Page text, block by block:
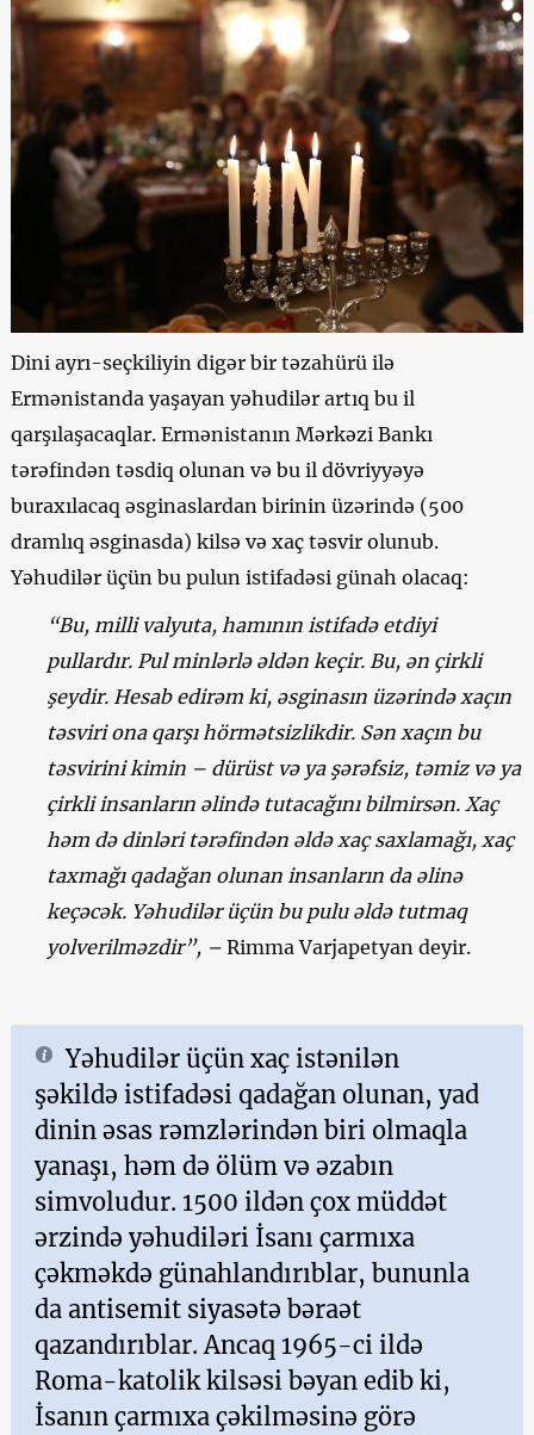
Dini ayrı-seçkiliyin digər bir təzahürü ilə
Ermənistanda yaşayan yəhudilər artıq bu il
qarşılaşacaqlar. Ermənistanın Mərkəzi Bankı
tərəfindən təsdiq olunan və bu il dövriyyəyə
buraxılacaq əsginaslardan birinin üzərində (500
dramlıq əsginasda) kilsə və xaç təsvir olunub.
Yəhudilər üçün bu pulun istifadəsi günah olacaq:
“Bu, milli valyuta, hamının istifadə etdiyi
pullardır. Pul minlərlə əldən keçir. Bu, ən çirkli
şeydir. Hesab edirəm ki, əsginasın üzərində xaçın
təsviri ona qarşı hörmətsizlikdir. Sən xaçın bu
təsvirini kimin – dürüst və ya şərəfsiz, təmiz və ya
çirkli insanların əlində tutacağını bilmirsən. Xaç
həm də dinləri tərəfindən əldə xaç saxlamağı, xaç
taxmağı qadağan olunan insanların da əlinə
keçəcək. Yəhudilər üçün bu pulu əldə tutmaq
yolverilməzdir”, – Rimma Varjapetyan deyir.
Yəhudilər üçün xaç istənilən
şəkildə istifadəsi qadağan olunan, yad
dinin əsas rəmzlərindən biri olmaqla
yanaşı, həm də ölüm və əzabın
simvoludur. 1500 ildən çox müddət
ərzində yəhudiləri İsanı çarmıxa
çəkməkdə günahlandırıblar, bununla
da antisemit siyasətə bəraət
qazandırıblar. Ancaq 1965-ci ildə
Roma-katolik kilsəsi bəyan edib ki,
İsanın çarmıxa çəkilməsinə görə